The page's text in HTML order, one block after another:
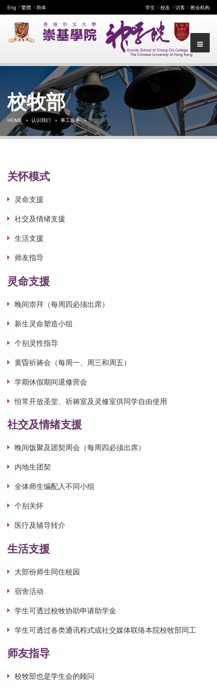
Eng 繁體 简体 学生 校友 访客 教会机构
校牧部
HOME 认识我们 事工服务 校牧部
关怀模式
灵命支援
社交及情绪支援
生活支援
师友指导
灵命支援
晚间崇拜（每周四必须出席）
新生灵命塑造小组
个别灵性指导
黄昏祈祷会（每周一、周三和周五）
学期休假期间退修营会
恒常开放圣堂、祈祷室及灵修室供同学自由使用
社交及情绪支援
晚间饭聚及团契周会（每周四必须出席）
内地生团契
全体师生编配入不同小组
个别关怀
医疗及辅导转介
生活支援
大部份师生同住校园
宿舍活动
学生可透过校牧协助申请助学金
学生可透过各类通讯程式或社交媒体联络本院校牧部同工
师友指导
校牧部也是学生会的顾问